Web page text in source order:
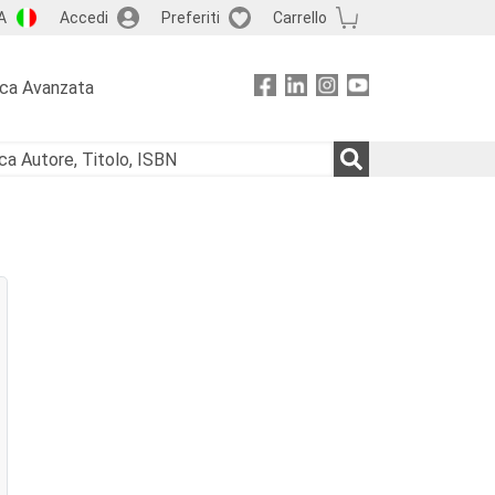
Accedi Preferiti Carrello
Avanzata